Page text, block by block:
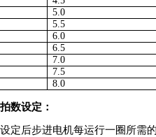
5.0
5.5
6.0
6.5
7.0
7.5
8.0
数设定：
定后步进电机每运行一圈所需